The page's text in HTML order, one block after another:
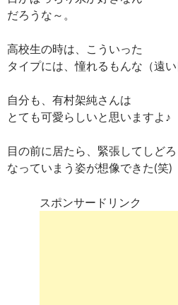
だろうな～。
高校生の時は、こういった
タイプには、憧れるもんな（遠い
自分も、有村架純さんは
とても可愛らしいと思いますよ♪
目の前に居たら、緊張してしど
なっていまう姿が想像できた(笑)
スポンサードリンク